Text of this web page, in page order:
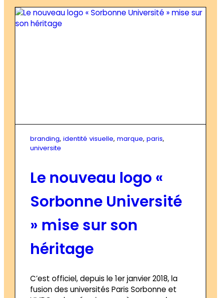
branding, identité visuelle, marque, paris
universite
Le nouveau logo «
Sorbonne Université
» mise sur son
héritage
C’est officiel, depuis le 1er janvier 2018, la
fusion des universités Paris Sorbonne et